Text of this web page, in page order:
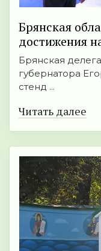
Брянская
достижения
Брянская
губернатора
стенд ...
Читать далее